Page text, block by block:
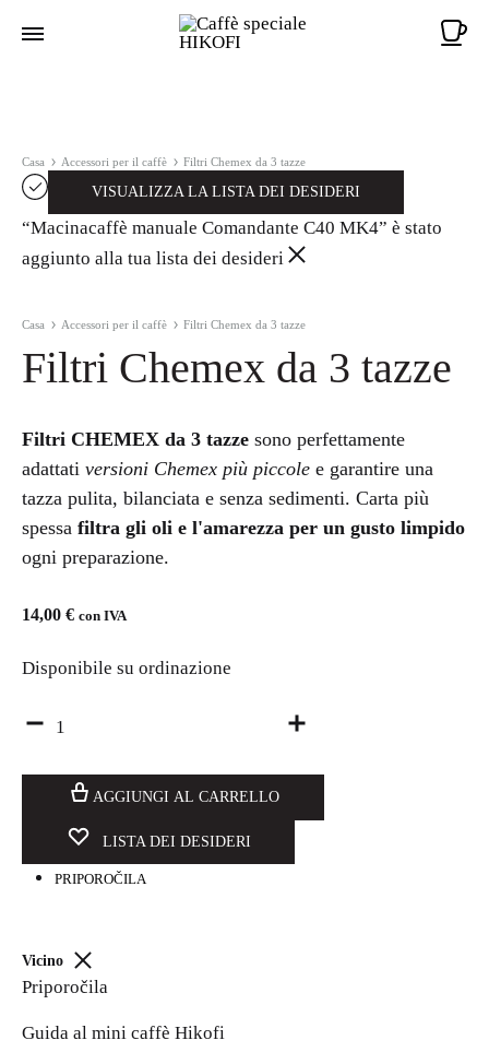
Casa Accessori per il caffè Filtri Chemex da 3 tazze
VISUALIZZA LA LISTA DEI DESIDERI
“Macinacaffè manuale Comandante C40 MK4” è stato
aggiunto alla tua lista dei desideri
Casa Accessori per il caffè Filtri Chemex da 3 tazze
Filtri Chemex da 3 tazze
Filtri CHEMEX da 3 tazze sono perfettamente
adattati versioni Chemex più piccole e garantire una
tazza pulita, bilanciata e senza sedimenti. Carta più
spessa filtra gli oli e l'amarezza per un gusto limpido
ogni preparazione.
14,00 € con IVA
Disponibile su ordinazione
Quantità
AGGIUNGI AL CARRELLO
LISTA DEI DESIDERI
PRIPOROČILA
Vicino
Priporočila
Guida al mini caffè Hikofi